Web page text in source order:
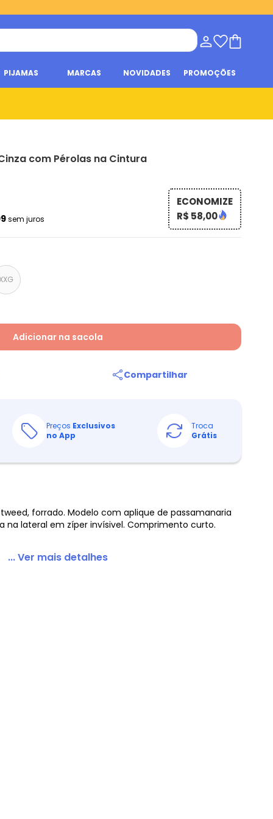
PIJAMAS MARCAS NOVIDADES PROMOÇÕES
na Cintura
com Pérolas na Cintura
sem juros
ECONOMIZE
R$ 58,00
XXG
Adicionar na sacola
Compartilhar
Preços Exclusivos
no App
Troca
Grátis
forrado. Modelo com aplique de passamanaria
na lateral em zíper invísivel. Comprimento curto.
... Ver mais detalhes